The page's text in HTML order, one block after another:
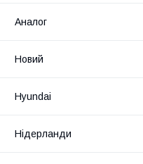
Аналог
Новий
Hyundai
Нідерланди